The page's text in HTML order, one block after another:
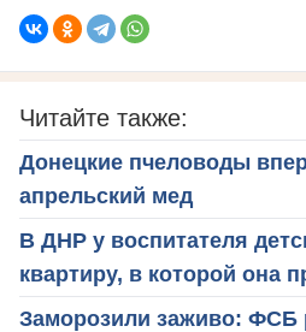
Читайте также:
Донецкие пчеловоды
апрельский мед
В ДНР у воспитателя
квартиру, в которой она
Заморозили заживо: ФСБ